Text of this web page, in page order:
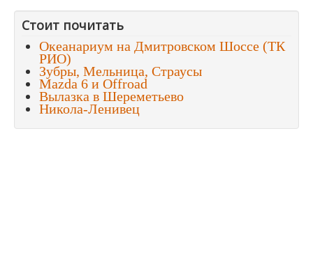
Стоит почитать
Океанариум на Дмитровском Шоссе (ТК
РИО)
Зубры, Мельница, Страусы
Mazda 6 и Offroad
Вылазка в Шереметьево
Никола-Ленивец